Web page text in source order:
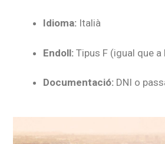
Idioma: Italià
Endoll: Tipus F (igual que a
Documentació: DNI o